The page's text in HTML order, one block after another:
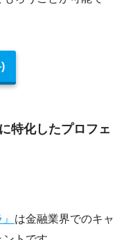
特化したプロフェ
は金融業界でのキャ